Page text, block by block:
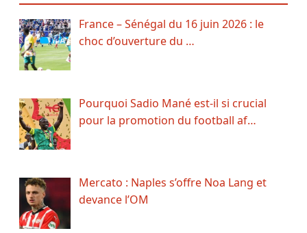
France – Sénégal du 16 juin 2026 : le
choc d’ouverture du …
Pourquoi Sadio Mané est-il si crucial
pour la promotion du football af…
Mercato : Naples s’offre Noa Lang et
devance l’OM